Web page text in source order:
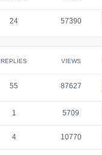
24 57390
REPLIES VIEWS
55 87627
1 5709
4 10770